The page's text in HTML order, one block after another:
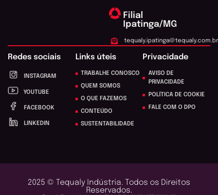
Filial
Ipatinga/MG
tequaly.ipatinga@tequaly.com.br
Redes sociais
INSTAGRAM
YOUTUBE
FACEBOOK
LINKEDIN
Links úteis
TRABALHE CONOSCO
QUEM SOMOS
O QUE FAZEMOS
CONTEÚDO
SUSTENTABILIDADE
Privacidade
AVISO DE
PRIVACIDADE
POLÍTICA DE COOKIE
FALE COM O DPO
2025 © Tequaly Indústria. Todos os Direitos
Reservados.